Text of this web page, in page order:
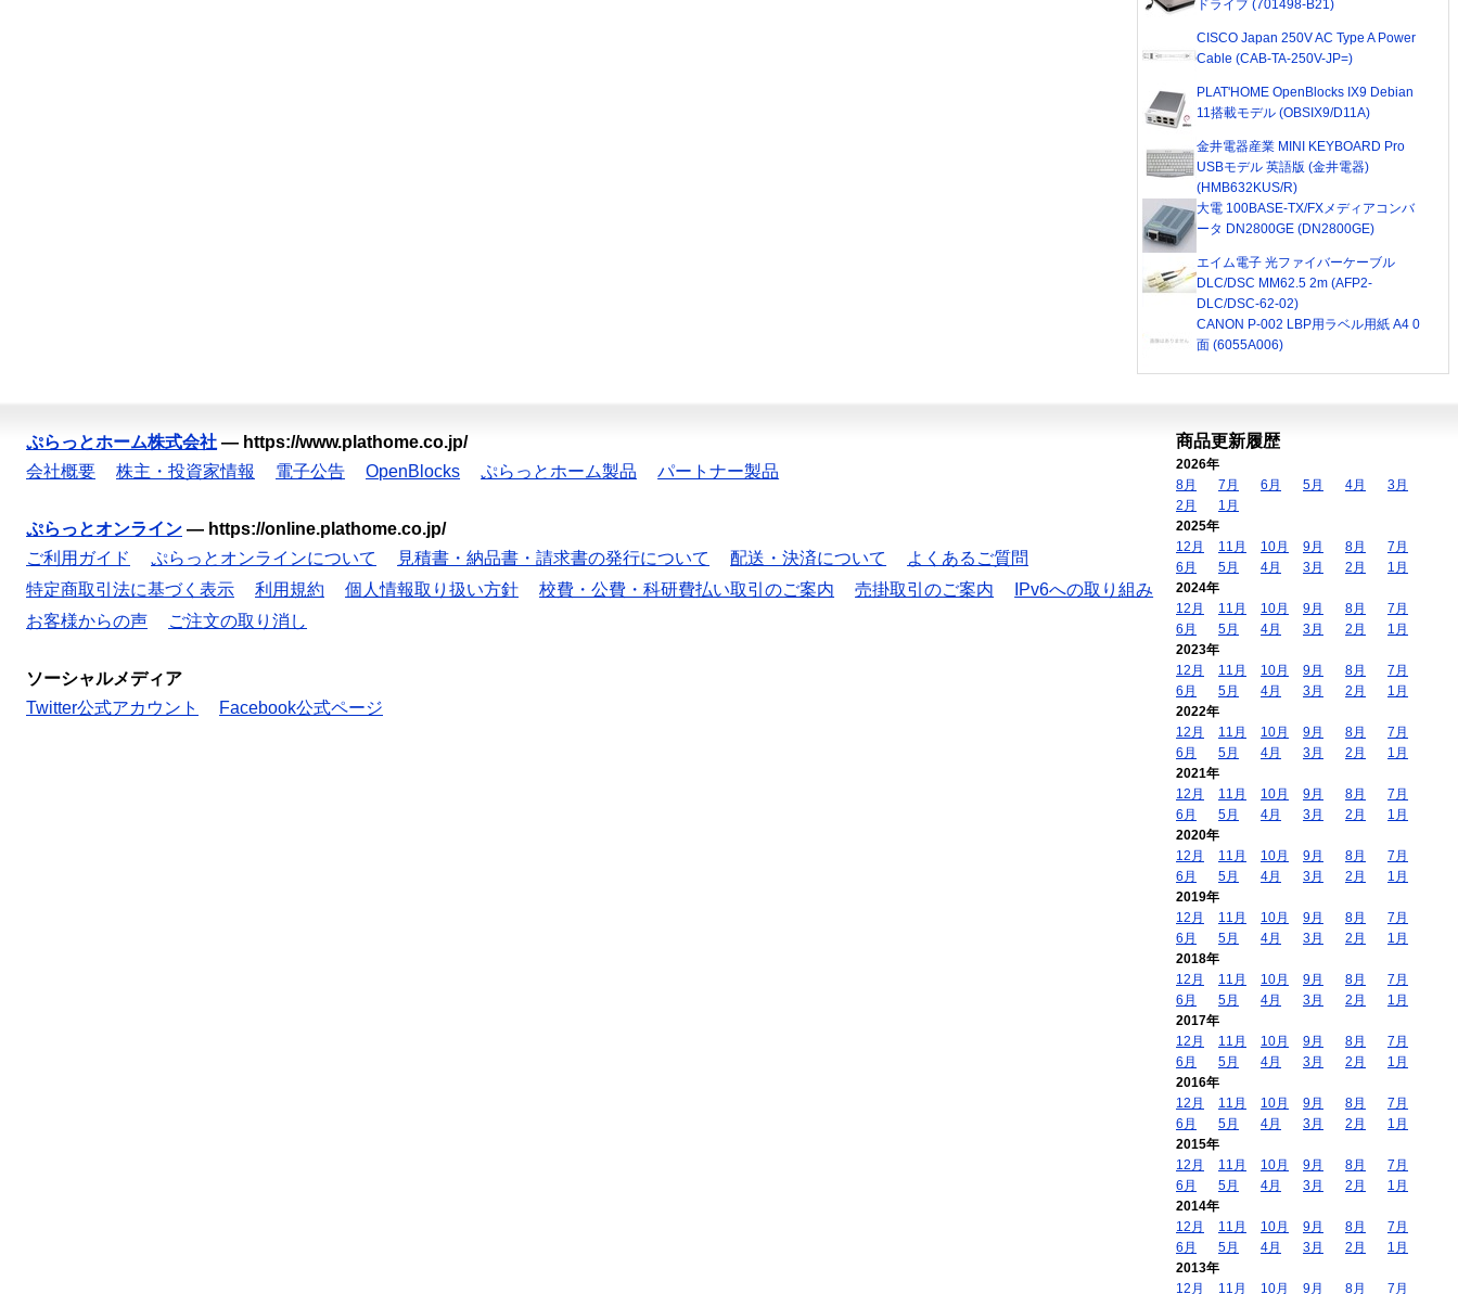
ドライブ (701498-B21)
CISCO Japan 250V AC Type A Power
Cable (CAB-TA-250V-JP=)
PLAT'HOME OpenBlocks IX9 Debian
11搭載モデル (OBSIX9/D11A)
金井電器産業 MINI KEYBOARD Pro
USBモデル 英語版 (金井電器)
(HMB632KUS/R)
大電 100BASE-TX/FXメディアコンバ
ータ DN2800GE (DN2800GE)
エイム電子 光ファイバーケーブル
DLC/DSC MM62.5 2m (AFP2-
DLC/DSC-62-02)
CANON P-002 LBP用ラベル用紙 A4 0
面 (6055A006)
ぷらっとホーム株式会社 — https://www.plathome.co.jp/
会社概要
株主・投資家情報 電子公告 OpenBlocks ぷらっとホーム製品 パートナー製品
ぷらっとオンライン — https://online.plathome.co.jp/
ご利用ガイド
ぷらっとオンラインについて 見積書・納品書・請求書の発行について 配送・決済について
よくあるご質問
特定商取引法に基づく表示
利用規約 個人情報取り扱い方針 校費・公費・科研費払い取引のご案内 売掛取引のご案内
IPv6への取り組み
お客様からの声
ご注文の取り消し
ソーシャルメディア
Twitter公式アカウント
Facebook公式ページ
商品更新履歴
2026年
8月
7月 6月 5月 4月
3月
2月
1月
2025年
12月
11月 10月 9月 8月
7月
6月
5月 4月 3月 2月
1月
2024年
12月
11月 10月 9月 8月
7月
6月
5月 4月 3月 2月
1月
2023年
12月
11月 10月 9月 8月
7月
6月
5月 4月 3月 2月
1月
2022年
12月
11月 10月 9月 8月
7月
6月
5月 4月 3月 2月
1月
2021年
12月
11月 10月 9月 8月
7月
6月
5月 4月 3月 2月
1月
2020年
12月
11月 10月 9月 8月
7月
6月
5月 4月 3月 2月
1月
2019年
12月
11月 10月 9月 8月
7月
6月
5月 4月 3月 2月
1月
2018年
12月
11月 10月 9月 8月
7月
6月
5月 4月 3月 2月
1月
2017年
12月
11月 10月 9月 8月
7月
6月
5月 4月 3月 2月
1月
2016年
12月
11月 10月 9月 8月
7月
6月
5月 4月 3月 2月
1月
2015年
12月
11月 10月 9月 8月
7月
6月
5月 4月 3月 2月
1月
2014年
12月
11月 10月 9月 8月
7月
6月
5月 4月 3月 2月
1月
2013年
12月
11月 10月 9月 8月 7月